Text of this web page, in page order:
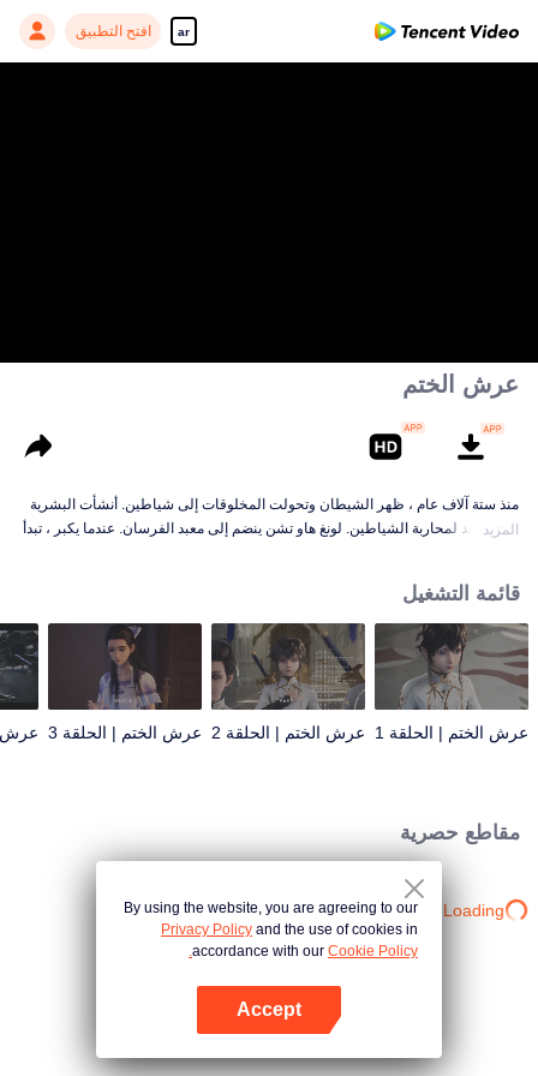
ar افتح التطبيق
عرش الختم
منذ ستة آلاف عام ، ظهر الشيطان وتحولت المخلوقات إلى شياطين. أنشأت البشرية
ستة معابد لمحاربة الشياطين. لونغ هاو تشن ينضم إلى معبد الفرسان. عندما يكبر ، تبدأ
وسام في معبد الفرسان؟ بقي كل شيء ليتم الكشف عنه.
المزيد
قائمة التشغيل
عرش الختم | الحلقة 1 عرش الختم | الحلقة 2 عرش الختم | الحلقة 3 عرش
مقاطع حصرية
Loading…
By using the website, you are agreeing to our
Privacy Policy and the use of cookies in
accordance with our Cookie Policy.
Accept